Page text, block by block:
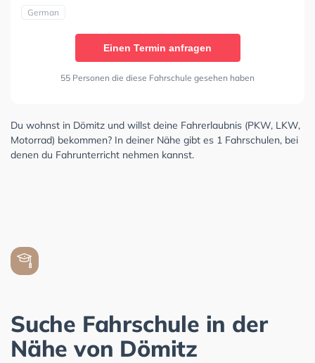
German
Einen Termin anfragen
55 Personen die diese Fahrschule gesehen haben
Du wohnst in Dömitz und willst deine Fahrerlaubnis (PKW, LKW,
Motorrad) bekommen? In deiner Nähe gibt es 1 Fahrschulen, bei
denen du Fahrunterricht nehmen kannst.
Suche Fahrschule in der
Nähe von Dömitz